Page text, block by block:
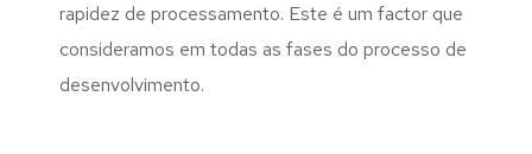
rapidez de processamento. Este é um factor que
consideramos em todas as fases do processo de
desenvolvimento.